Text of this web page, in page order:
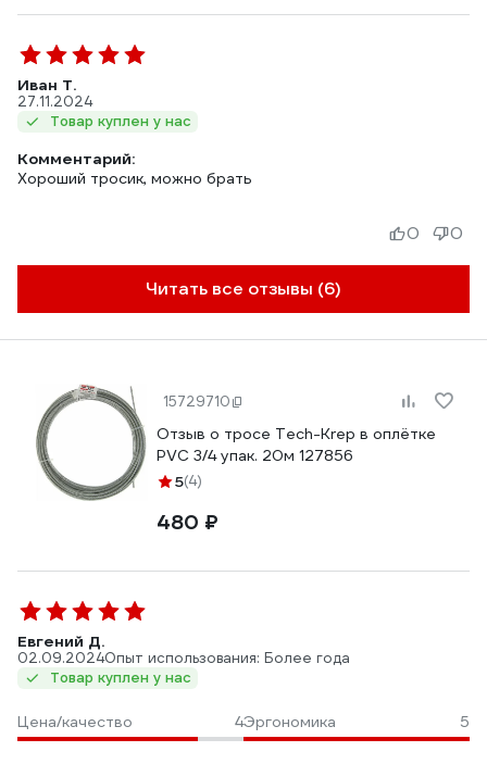
Иван Т.
27.11.2024
Товар куплен у нас
Комментарий:
Хороший тросик, можно брать
Читать все отзывы (6)
0 0
15729710
Отзыв о тросе Tech-Krep в оплётке
PVC 3/4 упак. 20м 127856
5(4)
480 ₽
Евгений Д.
02.09.2024Опыт использования: Более года
Товар куплен у нас
Цена/качество 4Эргономика 5